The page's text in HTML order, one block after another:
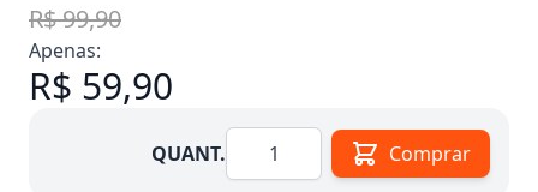
R$ 99,90
Apenas:
R$ 59,90
QUANT.Quantidade Comprar